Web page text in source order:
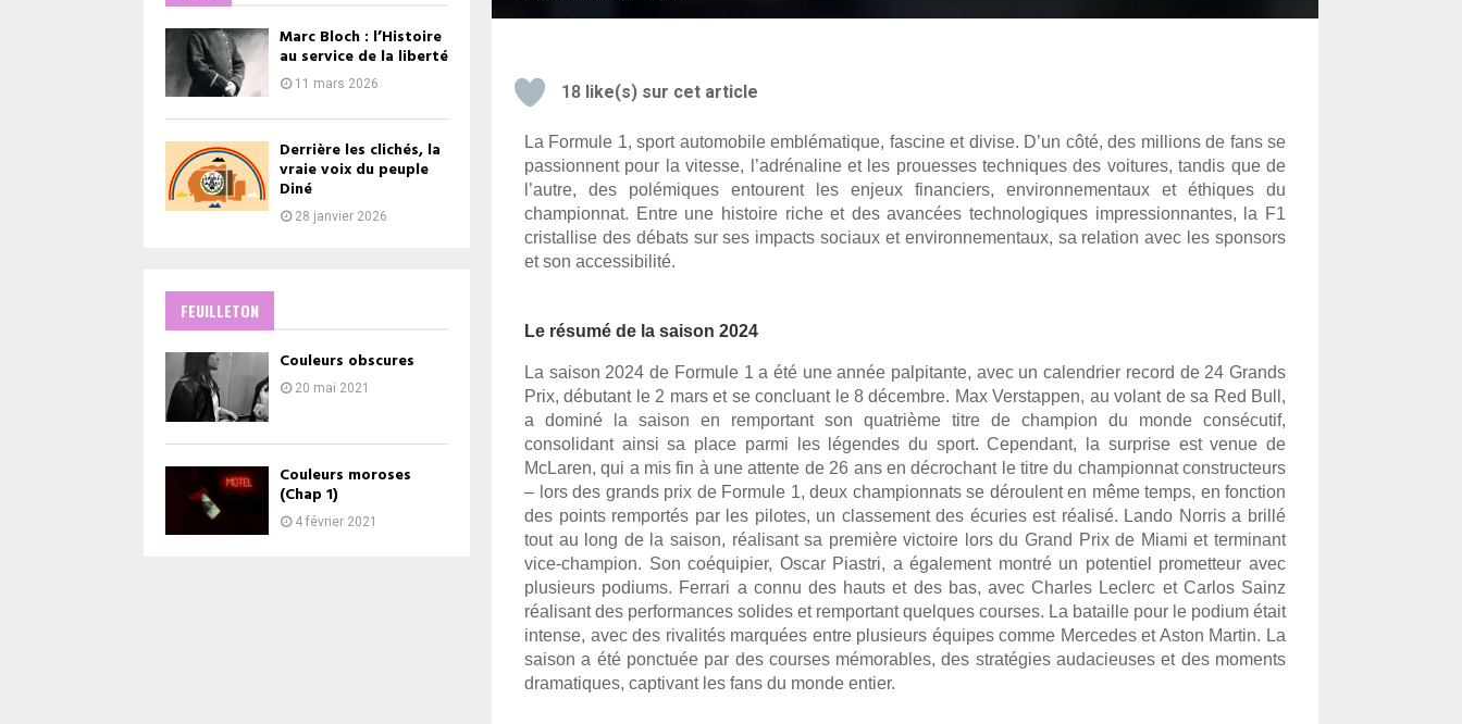
18 like(s) sur cet article
La Formule 1, sport automobile emblématique, fascine et divise. D’un côté, des millions de fans se
passionnent pour la vitesse, l’adrénaline et les prouesses techniques des voitures, tandis que de
l’autre, des polémiques entourent les enjeux financiers, environnementaux et éthiques du
championnat. Entre une histoire riche et des avancées technologiques impressionnantes, la F1
cristallise des débats sur ses impacts sociaux et environnementaux, sa relation avec les sponsors
et son accessibilité.
Le résumé de la saison 2024
La saison 2024 de Formule 1 a été une année palpitante, avec un calendrier record de 24 Grands
Prix, débutant le 2 mars et se concluant le 8 décembre. Max Verstappen, au volant de sa Red Bull,
a dominé la saison en remportant son quatrième titre de champion du monde consécutif,
consolidant ainsi sa place parmi les légendes du sport. Cependant, la surprise est venue de
McLaren, qui a mis fin à une attente de 26 ans en décrochant le titre du championnat constructeurs
– lors des grands prix de Formule 1, deux championnats se déroulent en même temps, en fonction
des points remportés par les pilotes, un classement des écuries est réalisé. Lando Norris a brillé
tout au long de la saison, réalisant sa première victoire lors du Grand Prix de Miami et terminant
vice-champion. Son coéquipier, Oscar Piastri, a également montré un potentiel prometteur avec
plusieurs podiums. Ferrari a connu des hauts et des bas, avec Charles Leclerc et Carlos Sainz
réalisant des performances solides et remportant quelques courses. La bataille pour le podium était
intense, avec des rivalités marquées entre plusieurs équipes comme Mercedes et Aston Martin. La
saison a été ponctuée par des courses mémorables, des stratégies audacieuses et des moments
dramatiques, captivant les fans du monde entier.
Marc Bloch : l’Histoire
au service de la liberté
11 mars 2026
Derrière les clichés, la
vraie voix du peuple
Diné
28 janvier 2026
FEUILLETON
Couleurs obscures
20 mai 2021
Couleurs moroses
(Chap 1)
4 février 2021